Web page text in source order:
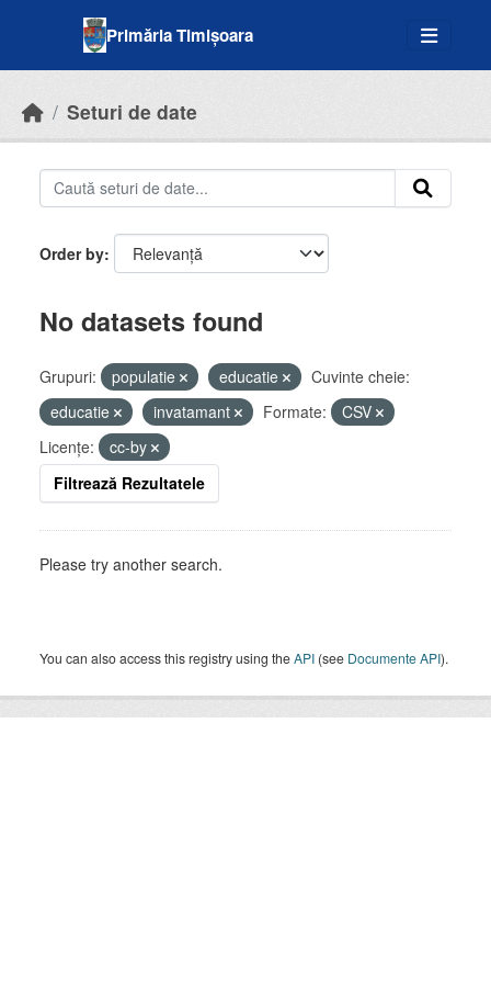
Primăria Timișoara
Seturi de date
Order by
No datasets found
Grupuri: populatie educatie
Cuvinte cheie:
educatie
invatamant Formate:
CSV
Licenţe:
cc-by
Filtrează Rezultatele
Please try another search.
You can also access this registry using theAPI (see Documente API).